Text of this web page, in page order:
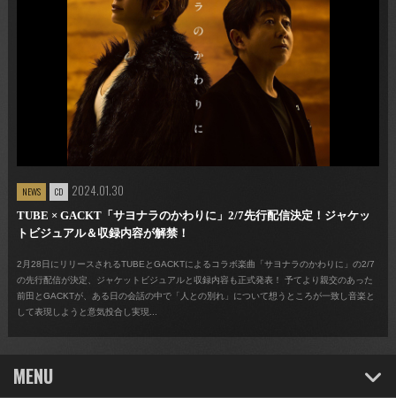
NEWS CD 2024.01.30
TUBE × GACKT「サヨナラのかわりに」2/7先行配信決定！ジャケッ
トビジュアル＆収録内容が解禁！
2月28日にリリースされるTUBEとGACKTによるコラボ楽曲「サヨナラのかわりに」の2/7
の先行配信が決定、ジャケットビジュアルと収録内容も正式発表！ 予てより親交のあった
前田とGACKTが、ある日の会話の中で「人との別れ」について想うところが一致し音楽と
して表現しようと意気投合し実現...
MENU